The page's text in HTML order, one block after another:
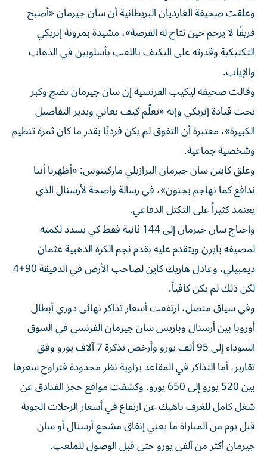
وعلقت صحيفة الغارديان البريطانية أن سان جيرمان «أصبح
فريقًا لا يرحم حين تتاح له الفرصة»، مشيدة بمرونة إنريكي
التكتيكية وقدرته على التكيف باللعب بأسلوبين في الذهاب
والإياب.
وقالت صحيفة ليكيب الفرنسية إن سان جيرمان نضج وكبر
تحت قيادة إنريكي وإنه «تعلّم كيف يعاني ويدير التفاصيل
الكبيرة»، معتبرة أن التفوق لم يكن فرديًا بقدر ما كان ثمرة تنظيم
وشخصية جماعية.
وعلق كابتن سان جيرمان البرازيلي ماركينوس: «أظهرنا أننا
ندافع كما نهاجم بجنون»، في رسالة واضحة لأرسنال الذي
يعتمد كثيراً على التكتل الدفاعي.
واحتاج سان جيرمان إلى 144 ثانية فقط كي يسدد لكمته
لمضيفه بايرن ويتقدم عليه بقدم نجم الكرة الذهبية عثمان
ديمبيلي، وعادل هاريك كاين لصاحب الأرض في الدقيقة 90+4
لكن ذلك لم يكن كافياً.
وفي سياق متصل، ارتفعت أسعار تذاكر نهائي دوري أبطال
أوروبا بين أرسنال وباريس سان جيرمان الفرنسي في السوق
السوداء إلى 95 ألف يورو وأرخص تذكرة 7 آلاف يورو وفق
تقارير، أما التذاكر في المقاعد بزاوية نظر محدودة فتراوح سعرها
بين 520 يورو إلى 650 يورو. وكشفت مواقع حجز الفنادق عن
شغل كامل للغرف ناهيك عن ارتفاع في أسعار الرحلات الجوية
قبل يوم من المباراة ما يعني إنفاق مشجع أرسنال أو سان
جيرمان أكثر من ألفي يورو حتى قبل الوصول للملعب.